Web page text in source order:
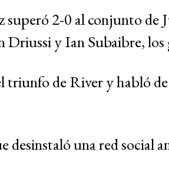
2-0 al conjunto de
Driussi y Ian Subaibre, los
triunfo de River y habló
desinstaló una red social